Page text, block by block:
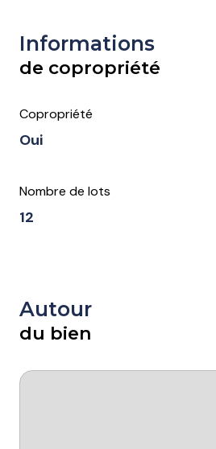
Informations
de copropriété
Copropriété
Oui
Nombre de lots
12
Autour
du bien